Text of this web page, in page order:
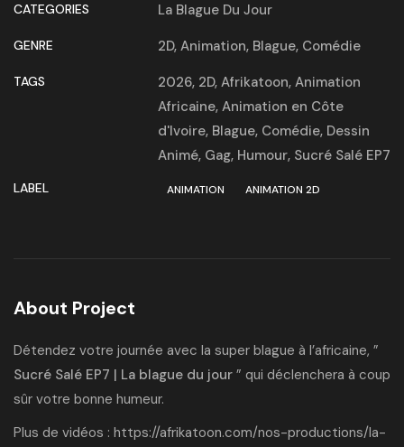
CATEGORIES La Blague Du Jour
GENRE 2D, Animation, Blague, Comédie
TAGS 2026, 2D, Afrikatoon, Animation
Africaine, Animation en Côte
d'Ivoire, Blague, Comédie, Dessin
Animé, Gag, Humour, Sucré Salé EP7
LABEL ANIMATION ANIMATION 2D
About Project
Détendez votre journée avec la super blague à l’africaine, ”
Sucré Salé EP7 | La blague du jour ” qui déclenchera à coup
sûr votre bonne humeur.
Plus de vidéos : https://afrikatoon.com/nos-productions/la-